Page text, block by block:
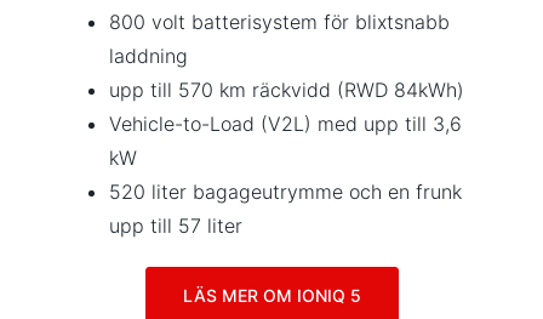
800 volt batterisystem för blixtsnabb
laddning
upp till 570 km räckvidd (RWD 84kWh)
Vehicle-to-Load (V2L) med upp till 3,6
kW
520 liter bagageutrymme och en frunk
upp till 57 liter
LÄS MER OM IONIQ 5